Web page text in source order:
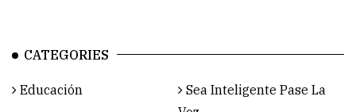
CATEGORIES
Educación
Sea Inteligente Pase La